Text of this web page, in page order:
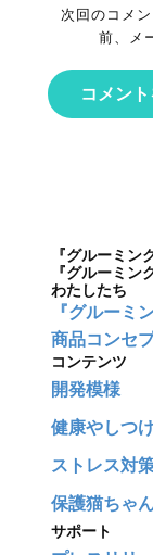
次回のコメ
前、メ
コメン
『グルーミン
『グルーミン
わたしたち
『グルーミ
商品コンセ
コンテンツ
開発模様
健康やしつ
ストレス対
保護猫ちゃ
サポート